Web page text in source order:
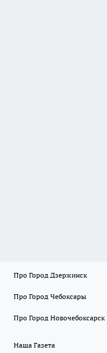
Про Город Дзержинск
Про Город Чебоксары
Про Город Новочебоксарск
Наша Газета